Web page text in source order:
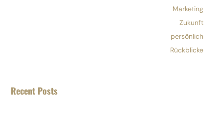
Marketing
Zukunft
persönlich
Rückblicke
Recent Posts